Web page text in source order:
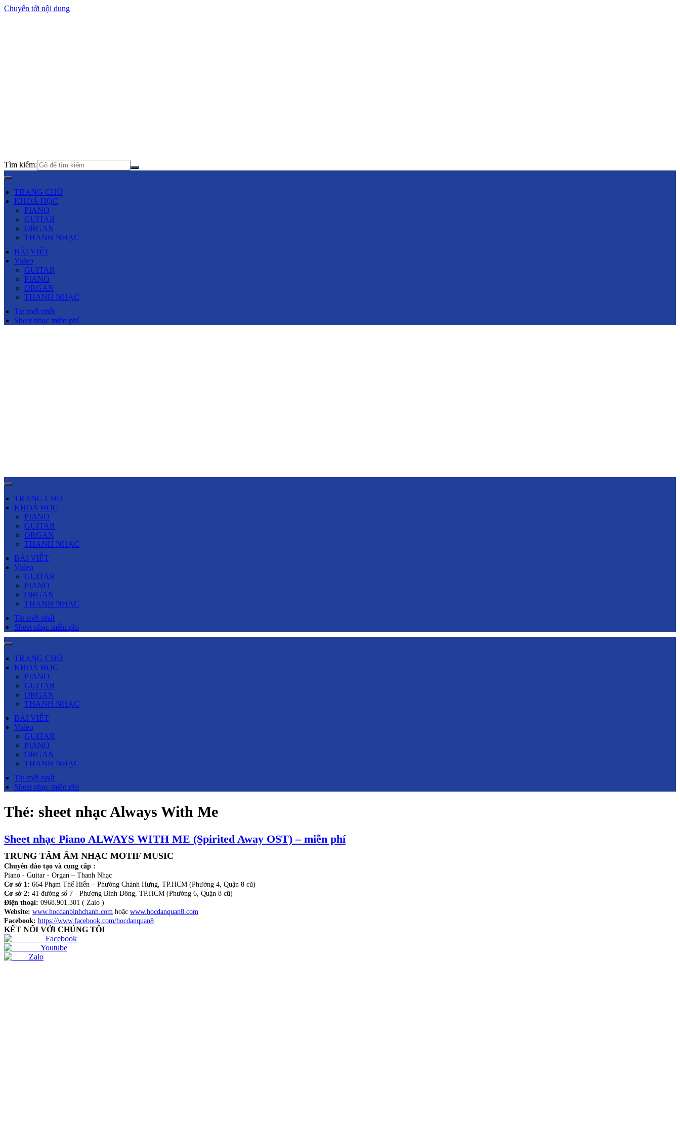
Chuyển tới nội dung
Tìm kiếm:
TRANG CHỦ
KHOÁ HỌC
PIANO
GUITAR
ORGAN
THANH NHẠC
BÀI VIẾT
Video
GUITAR
PIANO
ORGAN
THANH NHẠC
Tin mới nhất
Sheet nhạc miễn phí
TRANG CHỦ
KHOÁ HỌC
PIANO
GUITAR
ORGAN
THANH NHẠC
BÀI VIẾT
Video
GUITAR
PIANO
ORGAN
THANH NHẠC
Tin mới nhất
Sheet nhạc miễn phí
TRANG CHỦ
KHOÁ HỌC
PIANO
GUITAR
ORGAN
THANH NHẠC
BÀI VIẾT
Video
GUITAR
PIANO
ORGAN
THANH NHẠC
Tin mới nhất
Sheet nhạc miễn phí
Thẻ: sheet nhạc Always With Me
Sheet nhạc Piano ALWAYS WITH ME (Spirited Away OST) – miễn phí
TRUNG TÂM ÂM NHẠC MOTIF MUSIC
Chuyên đào tạo và cung cấp :
Piano - Guitar - Organ – Thanh Nhạc
Cơ sở 1: 664 Phạm Thế Hiển – Phường Chánh Hưng, TP.HCM (Phường 4, Quận 8 cũ)
Cơ sở 2: 41 đường số 7 - Phường Bình Đông, TP.HCM (Phường 6, Quận 8 cũ)
Điện thoại: 0968.901.301 ( Zalo )
Website: www.hocdanbinhchanh.com hoặc www.hocdanquan8.com
Facebook: https://www.facebook.com/hocdanquan8
KẾT NỐI VỚI CHÚNG TÔI
Facebook
Youtube
Zalo